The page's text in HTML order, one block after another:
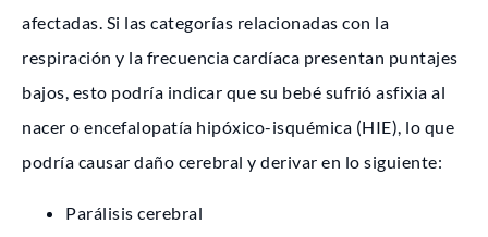
afectadas. Si las categorías relacionadas con la
respiración y la frecuencia cardíaca presentan puntajes
bajos, esto podría indicar que su bebé sufrió asfixia al
nacer o encefalopatía hipóxico-isquémica (HIE), lo que
podría causar daño cerebral y derivar en lo siguiente:
Parálisis cerebral